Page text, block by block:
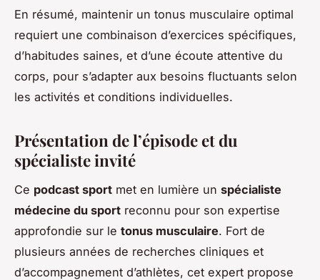
En résumé, maintenir un tonus musculaire optimal
requiert une combinaison d’exercices spécifiques,
d’habitudes saines, et d’une écoute attentive du
corps, pour s’adapter aux besoins fluctuants selon
les activités et conditions individuelles.
Présentation de l’épisode et du
spécialiste invité
Ce podcast sport met en lumière un spécialiste
médecine du sport reconnu pour son expertise
approfondie sur le tonus musculaire. Fort de
plusieurs années de recherches cliniques et
d’accompagnement d’athlètes, cet expert propose